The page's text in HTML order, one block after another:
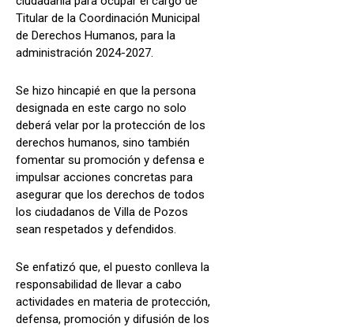
Titular de la Coordinación Municipal
de Derechos Humanos, para la
administración 2024-2027.
Se hizo hincapié en que la persona
designada en este cargo no solo
deberá velar por la protección de los
derechos humanos, sino también
fomentar su promoción y defensa e
impulsar acciones concretas para
asegurar que los derechos de todos
los ciudadanos de Villa de Pozos
sean respetados y defendidos.
Se enfatizó que, el puesto conlleva la
responsabilidad de llevar a cabo
actividades en materia de protección,
defensa, promoción y difusión de los